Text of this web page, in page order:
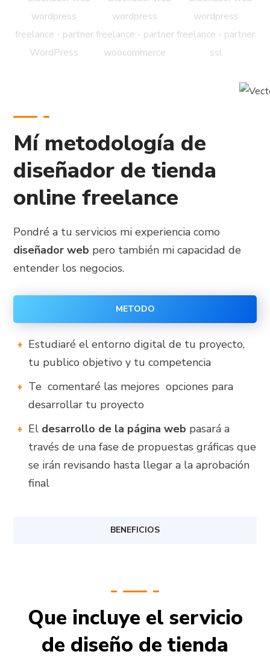
Mí metodología de
diseñador de tienda
online freelance
Pondré a tu servicios mi experiencia como
diseñador web pero también mi capacidad de
entender los negocios.
METODO
Estudiaré el entorno digital de tu proyecto,
tu publico objetivo y tu competencia
Te comentaré las mejores opciones para
desarrollar tu proyecto
El desarrollo de la página web pasará a
través de una fase de propuestas gráficas que
se irán revisando hasta llegar a la aprobación
final
BENEFICIOS
Que incluye el servicio
de diseño de tienda